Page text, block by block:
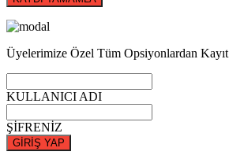
Üyelerimize Özel Tüm Opsiyonlardan
KULLANICI ADI
ŞİFRENİZ
GİRİŞ YAP